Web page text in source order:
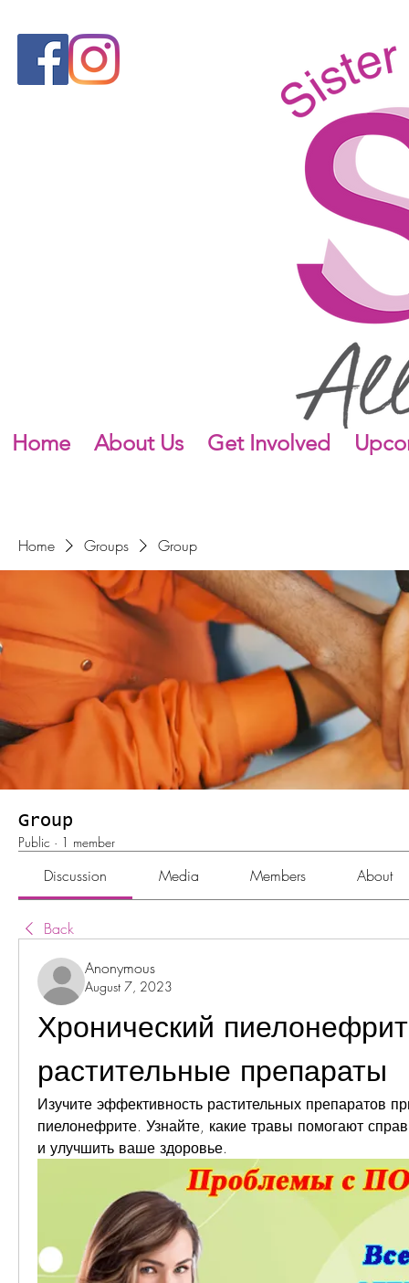
Home About Us Get Involved
Home Groups Group
Group
Public · 1 member
Discussion Media Members About
Back
Anonymous
August 7, 2023
Хронический пиелонефрит
растительные препараты
Изучите эффективность растительных препаратов
пиелонефрите. Узнайте, какие травы помогают
и улучшить ваше здоровье.